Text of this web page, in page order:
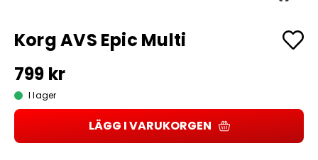
Korg AVS Epic Multi
799 kr
I lager
LÄGG I VARUKORGEN